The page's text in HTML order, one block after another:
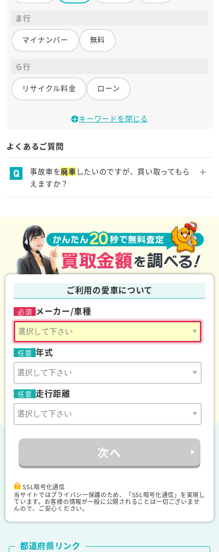
ま行
マイナンバー 無料
ら行
リサイクル料金 ローン
キーワードを閉じる
よくあるご質問
事故車を廃車したいのですが、買い取ってもら
えますか？
買取を保証しております。
ご利用の愛車について
必須 メーカー/車種
任意 年式
任意 走行距離
次へ
SSL暗号化通信
当サイトではプライバシー保護のため、「SSL暗号化通信」を実現し
ています。お客様の情報が一般に公開されることは一切ございませ
んので、ご安心ください。
都道府県リンク